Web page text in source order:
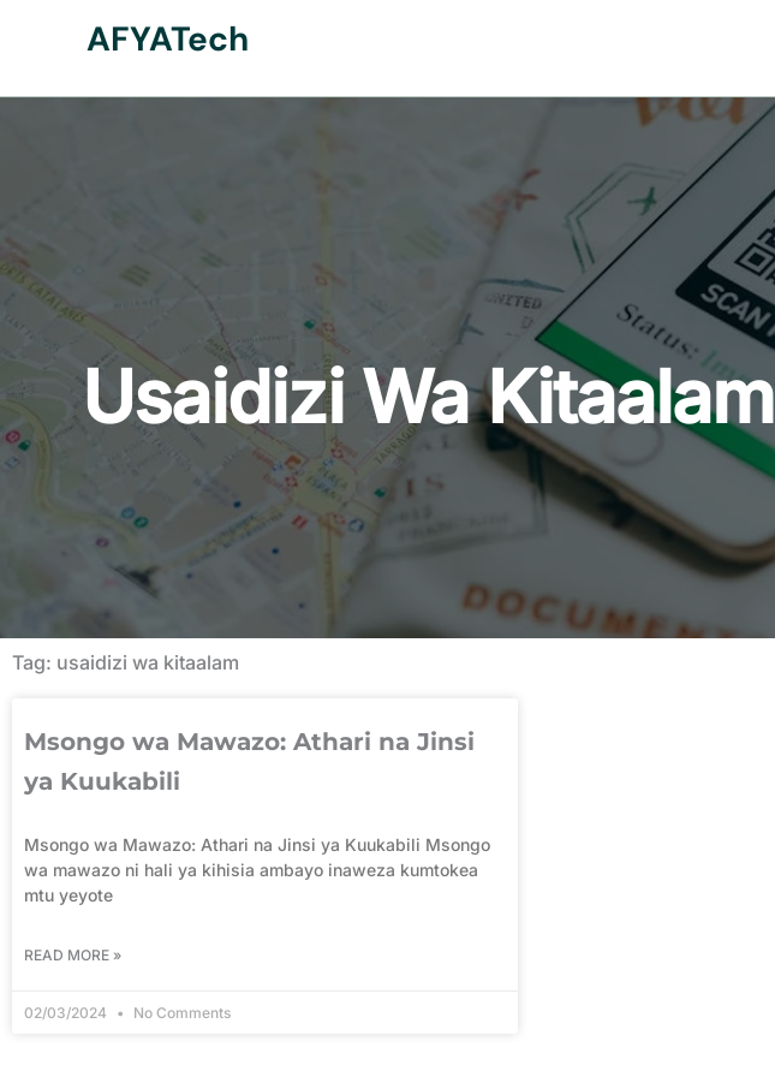
AFYATech
Usaidizi Wa Kitaalam
Tag: usaidizi wa kitaalam
Msongo wa Mawazo: Athari na Jinsi
ya Kuukabili
Msongo wa Mawazo: Athari na Jinsi ya Kuukabili Msongo
wa mawazo ni hali ya kihisia ambayo inaweza kumtokea
mtu yeyote
READ MORE »
02/03/2024 No Comments